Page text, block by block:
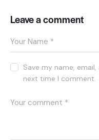
Leave a comment
Save my name,
next time I comment.